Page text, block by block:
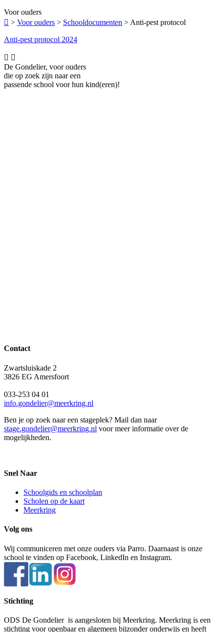
Voor ouders
 > Voor ouders > Schooldocumenten > Anti-pest protocol
Anti-pest protocol 2024
 
De Gondelier, voor ouders
die op zoek zijn naar een
passende school voor hun kind(eren)!
Contact
Zwartsluiskade 2
3826 EG Amersfoort
033-253 04 01
info.gondelier@meerkring.nl
Ben je op zoek naar een stageplek? Mail dan naar
stage.gondelier@meerkring.nl voor meer informatie over de
mogelijkheden.
Snel Naar
Schoolgids en schoolplan
Scholen op de kaart
Meerkring
Volg ons
Wij communiceren met onze ouders via Parro. Daarnaast is onze
school te vinden op Facebook, LinkedIn en Instagram.
Stichting
ODS De Gondelier is aangesloten bij Meerkring. Meerkring is een
stichting voor openbaar en algemeen bijzonder onderwijs en heeft